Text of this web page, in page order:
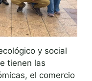
y social
tienen las
el comercio